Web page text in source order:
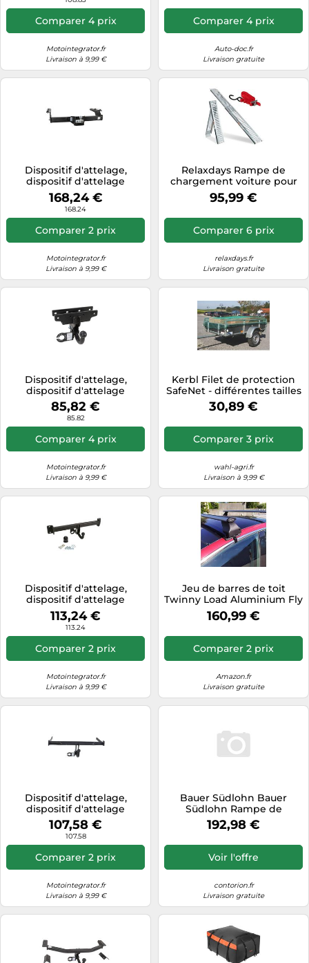
Comparer 4 prix
Motointegrator.fr
Livraison à 9,99 €
Comparer 4 prix
Auto-doc.fr
Livraison gratuite
Dispositif d'attelage,
dispositif d'attelage
STEINHOF T-160
168,24 €
168.24
Comparer 2 prix
Motointegrator.fr
Livraison à 9,99 €
Relaxdays Rampe de
chargement voiture pour
motos, pliable, acier, 225 kg,
2 m, argenté
95,99 €
Comparer 6 prix
relaxdays.fr
Livraison gratuite
Dispositif d'attelage,
dispositif d'attelage
STEINHOF J-071
85,82 €
85.82
Comparer 4 prix
Motointegrator.fr
Livraison à 9,99 €
Kerbl Filet de protection
SafeNet - différentes tailles
pour l'arrimage de la
charge
30,89 €
Comparer 3 prix
wahl-agri.fr
Livraison à 9,99 €
Dispositif d'attelage,
dispositif d'attelage
STEINHOF B-056
113,24 €
113.24
Comparer 2 prix
Motointegrator.fr
Livraison à 9,99 €
Jeu de barres de toit
Twinny Load Aluminium Fly
Bar compatible avec Tesla
Model 3
160,99 €
Comparer 2 prix
Amazon.fr
Livraison gratuite
Dispositif d'attelage,
dispositif d'attelage
STEINHOF F-230/1
107,58 €
107.58
Comparer 2 prix
Motointegrator.fr
Livraison à 9,99 €
Bauer Südlohn Bauer
Südlohn Rampe de
chargement AR 21,
galvanisée Quantité:1
192,98 €
Voir l'offre
contorion.fr
Livraison gratuite